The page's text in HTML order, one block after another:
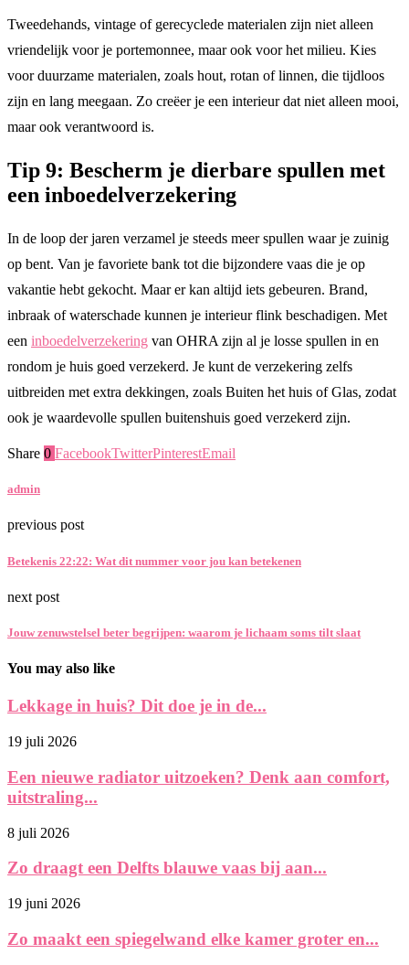
Tweedehands, vintage of gerecyclede materialen zijn niet alleen
vriendelijk voor je portemonnee, maar ook voor het milieu. Kies
voor duurzame materialen, zoals hout, rotan of linnen, die tijdloos
zijn en lang meegaan. Zo creëer je een interieur dat niet alleen mooi,
maar ook verantwoord is.
Tip 9: Bescherm je dierbare spullen met
een inboedelverzekering
In de loop der jaren verzamel je steeds meer spullen waar je zuinig
op bent. Van je favoriete bank tot die bijzondere vaas die je op
vakantie hebt gekocht. Maar er kan altijd iets gebeuren. Brand,
inbraak of waterschade kunnen je interieur flink beschadigen. Met
een inboedelverzekering van OHRA zijn al je losse spullen in en
rondom je huis goed verzekerd. Je kunt de verzekering zelfs
uitbreiden met extra dekkingen, zoals Buiten het huis of Glas, zodat
ook je waardevolle spullen buitenshuis goed verzekerd zijn.
Share 0 FacebookTwitterPinterestEmail
admin
previous post
Betekenis 22:22: Wat dit nummer voor jou kan betekenen
next post
Jouw zenuwstelsel beter begrijpen: waarom je lichaam soms tilt slaat
You may also like
Lekkage in huis? Dit doe je in de...
19 juli 2026
Een nieuwe radiator uitzoeken? Denk aan comfort,
uitstraling...
8 juli 2026
Zo draagt een Delfts blauwe vaas bij aan...
19 juni 2026
Zo maakt een spiegelwand elke kamer groter en...